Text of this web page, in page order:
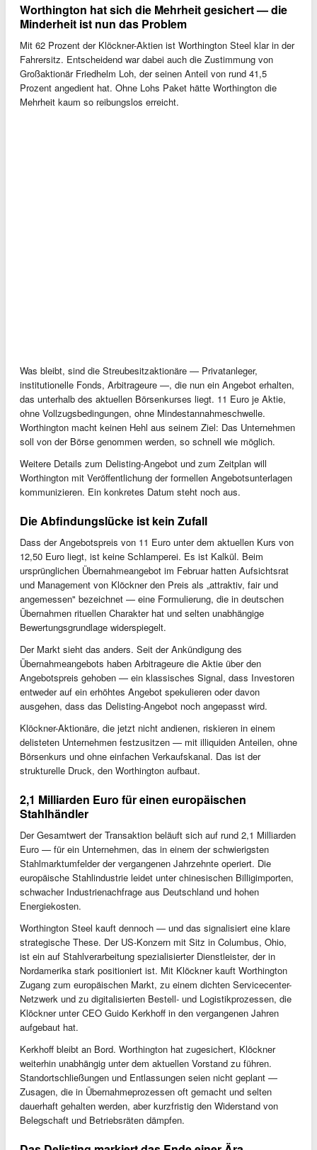
Worthington hat sich die Mehrheit gesichert — die
Minderheit ist nun das Problem
Mit 62 Prozent der Klöckner-Aktien ist Worthington Steel klar in der
Fahrersitz. Entscheidend war dabei auch die Zustimmung von
Großaktionär Friedhelm Loh, der seinen Anteil von rund 41,5
Prozent angedient hat. Ohne Lohs Paket hätte Worthington die
Mehrheit kaum so reibungslos erreicht.
Was bleibt, sind die Streubesitzaktionäre — Privatanleger,
institutionelle Fonds, Arbitrageure —, die nun ein Angebot erhalten,
das unterhalb des aktuellen Börsenkurses liegt. 11 Euro je Aktie,
ohne Vollzugsbedingungen, ohne Mindestannahmeschwelle.
Worthington macht keinen Hehl aus seinem Ziel: Das Unternehmen
soll von der Börse genommen werden, so schnell wie möglich.
Weitere Details zum Delisting-Angebot und zum Zeitplan will
Worthington mit Veröffentlichung der formellen Angebotsunterlagen
kommunizieren. Ein konkretes Datum steht noch aus.
Die Abfindungslücke ist kein Zufall
Dass der Angebotspreis von 11 Euro unter dem aktuellen Kurs von
12,50 Euro liegt, ist keine Schlamperei. Es ist Kalkül. Beim
ursprünglichen Übernahmeangebot im Februar hatten Aufsichtsrat
und Management von Klöckner den Preis als „attraktiv, fair und
angemessen" bezeichnet — eine Formulierung, die in deutschen
Übernahmen rituellen Charakter hat und selten unabhängige
Bewertungsgrundlage widerspiegelt.
Der Markt sieht das anders. Seit der Ankündigung des
Übernahmeangebots haben Arbitrageure die Aktie über den
Angebotspreis gehoben — ein klassisches Signal, dass Investoren
entweder auf ein erhöhtes Angebot spekulieren oder davon
ausgehen, dass das Delisting-Angebot noch angepasst wird.
Klöckner-Aktionäre, die jetzt nicht andienen, riskieren in einem
delisteten Unternehmen festzusitzen — mit illiquiden Anteilen, ohne
Börsenkurs und ohne einfachen Verkaufskanal. Das ist der
strukturelle Druck, den Worthington aufbaut.
2,1 Milliarden Euro für einen europäischen
Stahlhändler
Der Gesamtwert der Transaktion beläuft sich auf rund 2,1 Milliarden
Euro — für ein Unternehmen, das in einem der schwierigsten
Stahlmarktumfelder der vergangenen Jahrzehnte operiert. Die
europäische Stahlindustrie leidet unter chinesischen Billigimporten,
schwacher Industrienachfrage aus Deutschland und hohen
Energiekosten.
Worthington Steel kauft dennoch — und das signalisiert eine klare
strategische These. Der US-Konzern mit Sitz in Columbus, Ohio,
ist ein auf Stahlverarbeitung spezialisierter Dienstleister, der in
Nordamerika stark positioniert ist. Mit Klöckner kauft Worthington
Zugang zum europäischen Markt, zu einem dichten Servicecenter-
Netzwerk und zu digitalisierten Bestell- und Logistikprozessen, die
Klöckner unter CEO Guido Kerkhoff in den vergangenen Jahren
aufgebaut hat.
Kerkhoff bleibt an Bord. Worthington hat zugesichert, Klöckner
weiterhin unabhängig unter dem aktuellen Vorstand zu führen.
Standortschließungen und Entlassungen seien nicht geplant —
Zusagen, die in Übernahmeprozessen oft gemacht und selten
dauerhaft gehalten werden, aber kurzfristig den Widerstand von
Belegschaft und Betriebsräten dämpfen.